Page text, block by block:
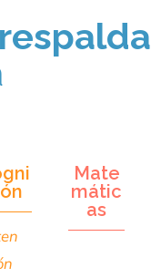
Mate
mátic
as